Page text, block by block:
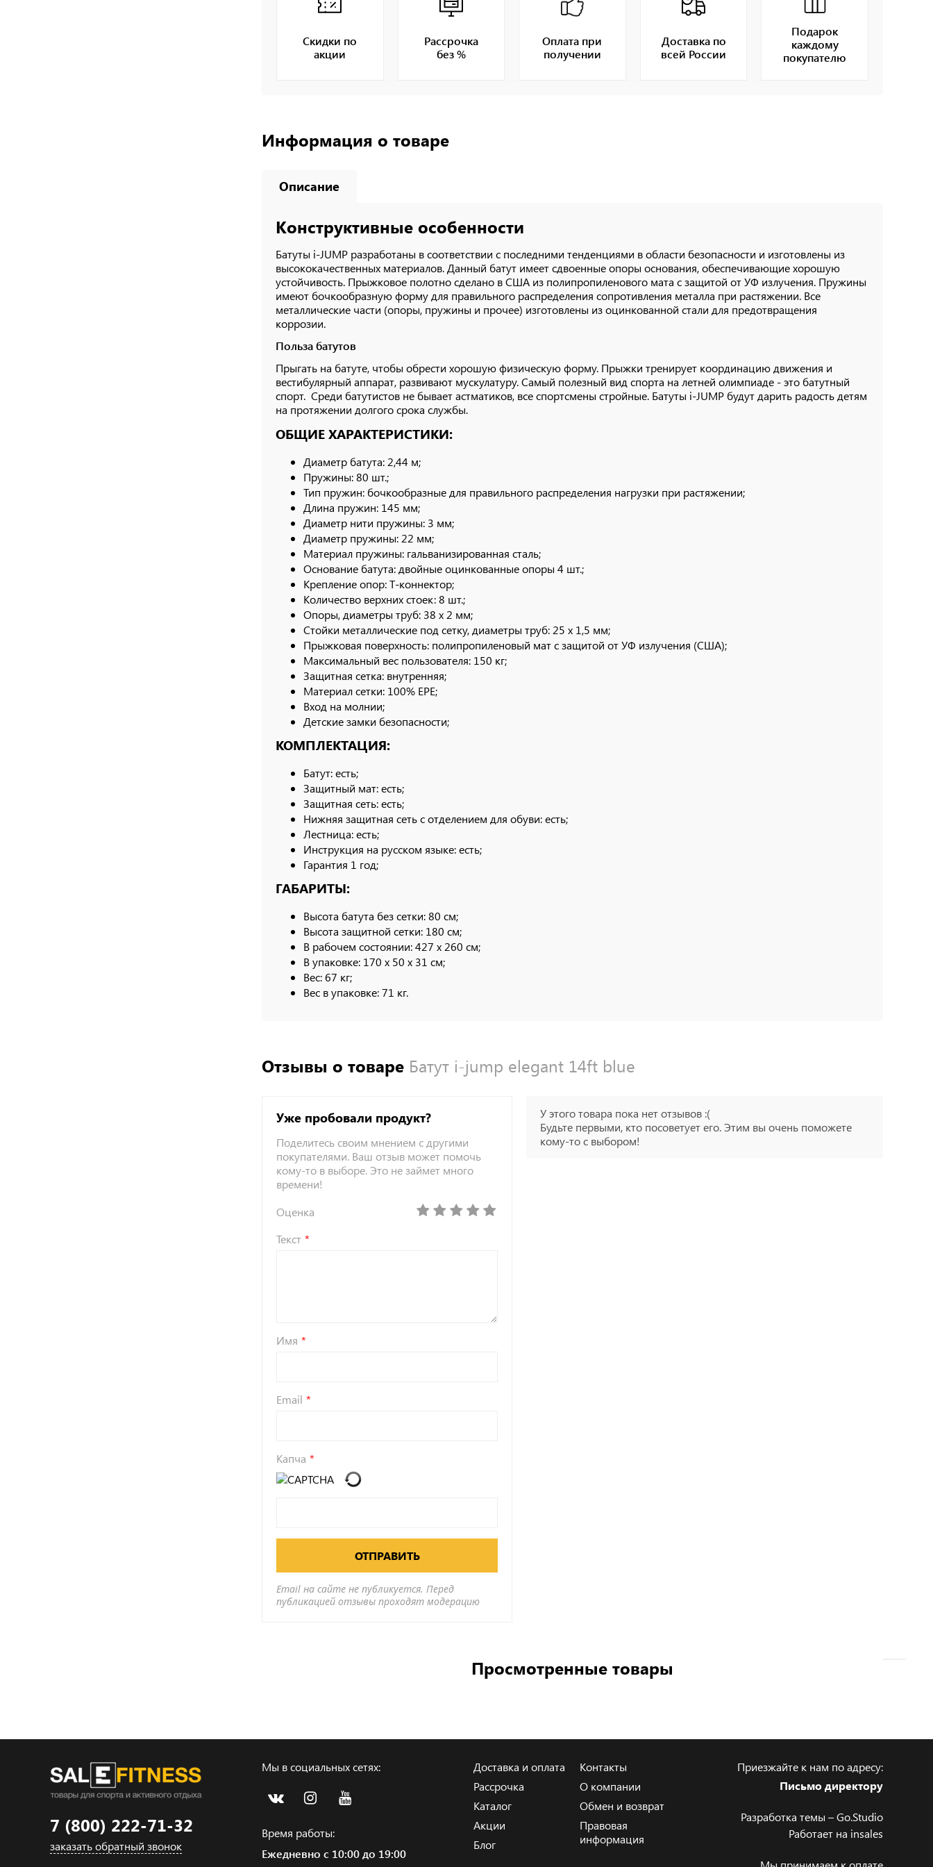
Скидки по
акции
Рассрочка
без %
Оплата при
получении
Доставка по
всей России
Подарок
каждому
покупателю
Информация о товаре
Описание
Конструктивные особенности
Батуты i-JUMP разработаны в соответствии с последними тенденциями в области безопасности и изготовлены из
высококачественных материалов. Данный батут имеет сдвоенные опоры основания, обеспечивающие хорошую
устойчивость. Прыжковое полотно сделано в США из полипропиленового мата с защитой от УФ излучения. Пружины
имеют бочкообразную форму для правильного распределения сопротивления металла при растяжении. Все
металлические части (опоры, пружины и прочее) изготовлены из оцинкованной стали для предотвращения
коррозии.
Польза батутов
Прыгать на батуте, чтобы обрести хорошую физическую форму. Прыжки тренирует координацию движения и
вестибулярный аппарат, развивают мускулатуру. Самый полезный вид спорта на летней олимпиаде - это батутный
спорт. Среди батутистов не бывает астматиков, все спортсмены стройные. Батуты i-JUMP будут дарить радость детям
на протяжении долгого срока службы.
ОБЩИЕ ХАРАКТЕРИСТИКИ:
Диаметр батута: 2,44 м;
Пружины: 80 шт.;
Тип пружин: бочкообразные для правильного распределения нагрузки при растяжении;
Длина пружин: 145 мм;
Диаметр нити пружины: 3 мм;
Диаметр пружины: 22 мм;
Материал пружины: гальванизированная сталь;
Основание батута: двойные оцинкованные опоры 4 шт.;
Крепление опор: T-коннектор;
Количество верхних стоек: 8 шт.;
Опоры, диаметры труб: 38 х 2 мм;
Стойки металлические под сетку, диаметры труб: 25 х 1,5 мм;
Прыжковая поверхность: полипропиленовый мат с защитой от УФ излучения (США);
Максимальный вес пользователя: 150 кг;
Защитная сетка: внутренняя;
Материал сетки: 100% EPE;
Вход на молнии;
Детские замки безопасности;
КОМПЛЕКТАЦИЯ:
Батут: есть;
Защитный мат: есть;
Защитная сеть: есть;
Нижняя защитная сеть с отделением для обуви: есть;
Лестница: есть;
Инструкция на русском языке: есть;
Гарантия 1 год;
ГАБАРИТЫ:
Высота батута без сетки: 80 см;
Высота защитной сетки: 180 см;
В рабочем состоянии: 427 х 260 cм;
В упаковке: 170 х 50 х 31 cм;
Вес: 67 кг;
Вес в упаковке: 71 кг.
Отзывы о товаре Батут i-jump elegant 14ft blue
Уже пробовали продукт?
Поделитесь своим мнением с другими
покупателями. Ваш отзыв может помочь
кому-то в выборе. Это не займет много
времени!
Оценка
Текст
Имя
Email
Капча
ОТПРАВИТЬ
Email на сайте не публикуется. Перед
публикацией отзывы проходят модерацию
У этого товара пока нет отзывов :(
Будьте первыми, кто посоветует его. Этим вы очень поможете
кому-то с выбором!
Просмотренные товары
7 (800) 222-71-32
заказать обратный звонок
Мы в социальных сетях:
Время работы:
Ежедневно с 10:00 до 19:00
Доставка и оплата
Рассрочка
Каталог
Акции
Блог
Контакты
О компании
Обмен и возврат
Правовая
информация
Приезжайте к нам по адресу:
Письмо директору
Разработка темы –Go.Studio
Работает на insales